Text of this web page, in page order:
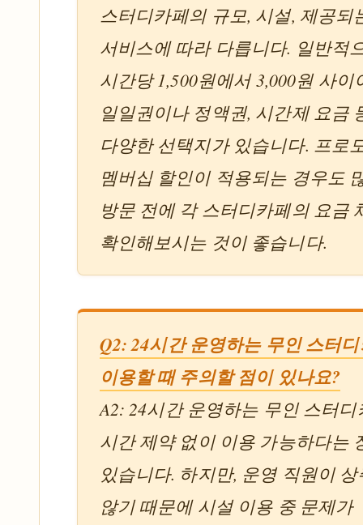
스터디카페의 규모, 시설, 제공되
서비스에 따라 다릅니다. 일반적
시간당 1,500원에서 3,000원 사이
일일권이나 정액권, 시간제 요금
다양한 선택지가 있습니다. 프로
멤버십 할인이 적용되는 경우도
방문 전에 각 스터디카페의 요금
확인해보시는 것이 좋습니다.
Q2: 24시간 운영하는 무인 스터
이용할 때 주의할 점이 있나요?
A2: 24시간 운영하는 무인 스터
시간 제약 없이 이용 가능하다는
있습니다. 하지만, 운영 직원이
않기 때문에 시설 이용 중 문제가